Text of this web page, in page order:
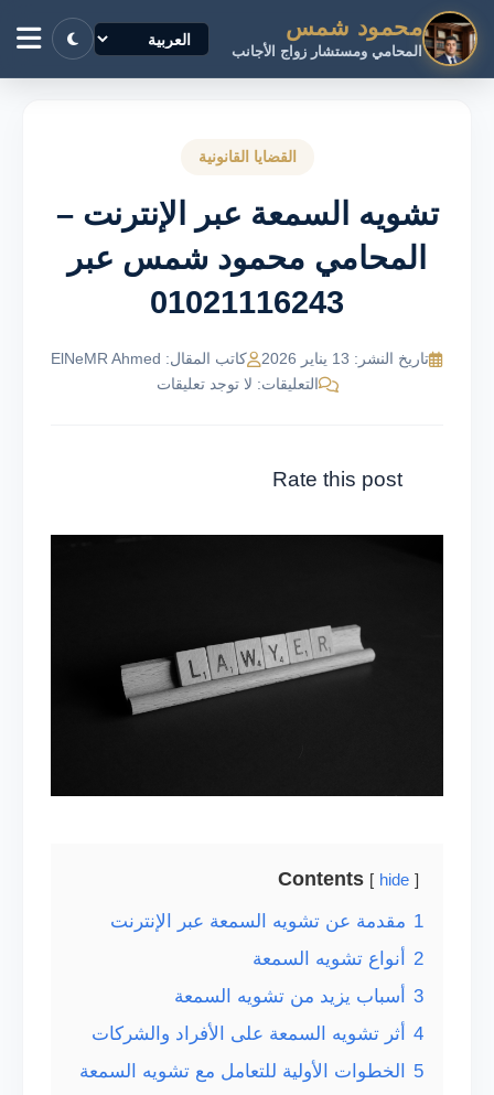
محمود شمس
المحامي ومستشار زواج الأجانب
القضايا القانونية
تشويه السمعة عبر الإنترنت –
المحامي محمود شمس عبر
01021116243
تاريخ النشر: 13 يناير 2026
كاتب المقال: ElNeMR Ahmed
التعليقات: لا توجد تعليقات
Rate this post
Contents hide
1 مقدمة عن تشويه السمعة عبر الإنترنت
2
أنواع تشويه السمعة
3
أسباب يزيد من تشويه السمعة
4
أثر تشويه السمعة على الأفراد والشركات
5
الخطوات الأولية للتعامل مع تشويه السمعة